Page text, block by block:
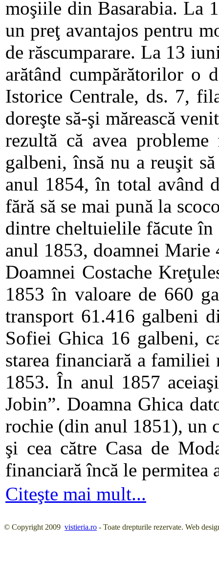
moşiile din Basarabia. La
un preţ avantajos pentru
de răscumparare. La 13
arătând cumpărătorilor o
Istorice Centrale, ds. 7,
doreşte să-şi mărească
rezultă că avea
galbeni, însă nu a reuşit
anul 1854, în total având
fără să se mai pună la
dintre cheltuielile făcute
anul 1853, doamnei
Doamnei Costache
1853 în valoare de 660
transport 61.416 galbeni
Sofiei Ghica 16 galbeni,
starea financiară a familiei
1853. În anul 1857
Jobin”. Doamna Ghica
rochie (din anul 1851), un
şi cea către Casa de
financiară încă le permitea
Citeşte mai mult...
© Copyright 2009 vistieria.ro - Toate drepturile rezervate. Web